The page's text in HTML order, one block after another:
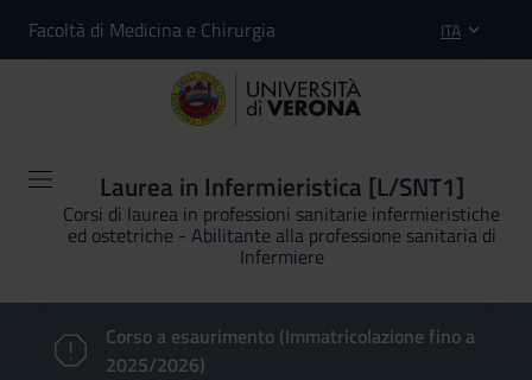
Facoltà di Medicina e Chirurgia ITA
Laurea in Infermieristica [L/SNT1]
Corsi di laurea in professioni sanitarie infermieristiche
ed ostetriche - Abilitante alla professione sanitaria di
Infermiere
Corso a esaurimento (Immatricolazione fino a
2025/2026)